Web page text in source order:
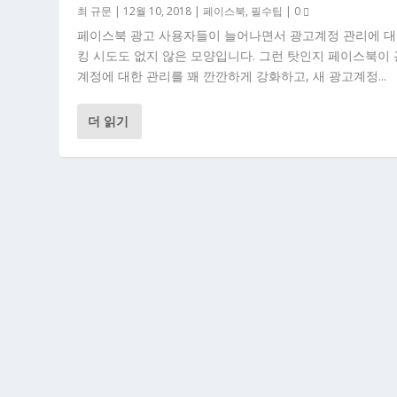
최 규문 | 12월 10, 2018 |페이스북, 필수팁 | 0
페이스북 광고 사용자들이 늘어나면서 광고계정 관리에
킹 시도도 없지 않은 모양입니다. 그런 탓인지 페이스북이
계정에 대한 관리를 꽤 깐깐하게 강화하고, 새 광고계정...
더 읽기